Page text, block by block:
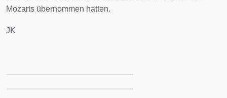
Mozarts übernommen hatten.
JK